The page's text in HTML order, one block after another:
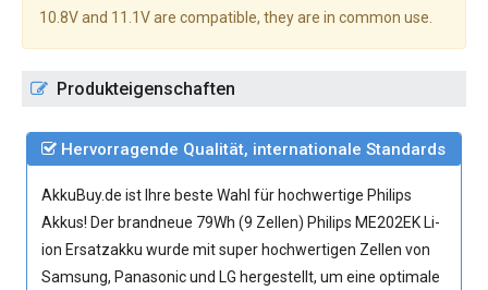
10.8V and 11.1V are compatible, they are in common use.
Produkteigenschaften
Hervorragende Qualität, internationale Standards
AkkuBuy.de ist Ihre beste Wahl für hochwertige Philips
Akkus! Der brandneue 79Wh (9 Zellen) Philips ME202EK Li-
ion Ersatzakku wurde mit super hochwertigen Zellen von
Samsung, Panasonic und LG hergestellt, um eine optimale